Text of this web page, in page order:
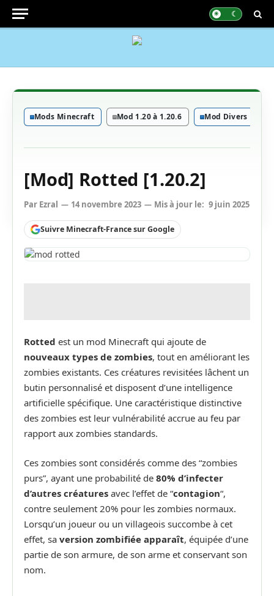
Mods Minecraft Mod 1.20 à 1.20.6 Mod Divers
[Mod] Rotted [1.20.2]
Par Ezral 14 novembre 2023 Mis à jour le: 9 juin 2025
Suivre Minecraft-France sur Google
Rotted est un mod Minecraft qui ajoute de
nouveaux types de zombies, tout en améliorant les
zombies existants. Ces créatures revisitées lâchent un
butin personnalisé et disposent d’une intelligence
artificielle spécifique. Une caractéristique distinctive
des zombies est leur vulnérabilité accrue au feu par
rapport aux zombies standards.
Ces zombies sont considérés comme des “zombies
purs”, ayant une probabilité de 80% d’infecter
d’autres créatures avec l’effet de “contagion“,
contre seulement 20% pour les zombies normaux.
Lorsqu’un joueur ou un villageois succombe à cet
effet, sa version zombifiée apparaît, équipée d’une
partie de son armure, de son arme et conservant son
nom.